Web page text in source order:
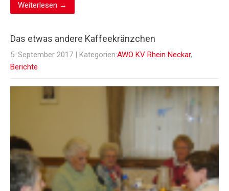
Weiterlesen →
Das etwas andere Kaffeekränzchen
5. September 2017 | Kategorien:AWO KV Rhein Neckar,
Berichte